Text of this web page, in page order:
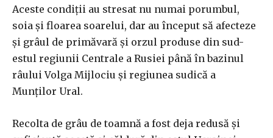
Aceste condiții au stresat nu numai porumbul,
soia și floarea soarelui, dar au început să afecteze
și grâul de primăvară și orzul produse din sud-
estul regiunii Centrale a Rusiei până în bazinul
râului Volga Mijlociu și regiunea sudică a
Munților Ural.
Recolta de grâu de toamnă a fost deja redusă și